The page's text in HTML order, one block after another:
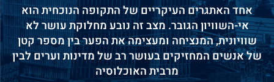
אחד האתגרים העיקריים של התקופה הנוכחית הוא
אי-השוויון הגובר. מצב זה נובע מחלוקת עושר לא
שוויונית, המנציחה ומעצימה את הפער בין מספר קטן
של אנשים המחזיקים בעושר רב של מדינות וערים לבין
מרבית האוכלוסיה